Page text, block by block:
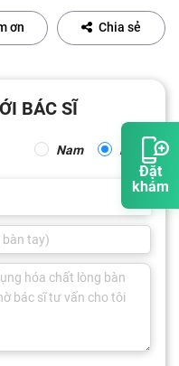
Đặt
khám
ơn Chia sẻ
BÁC SĨ
Nam Nữ